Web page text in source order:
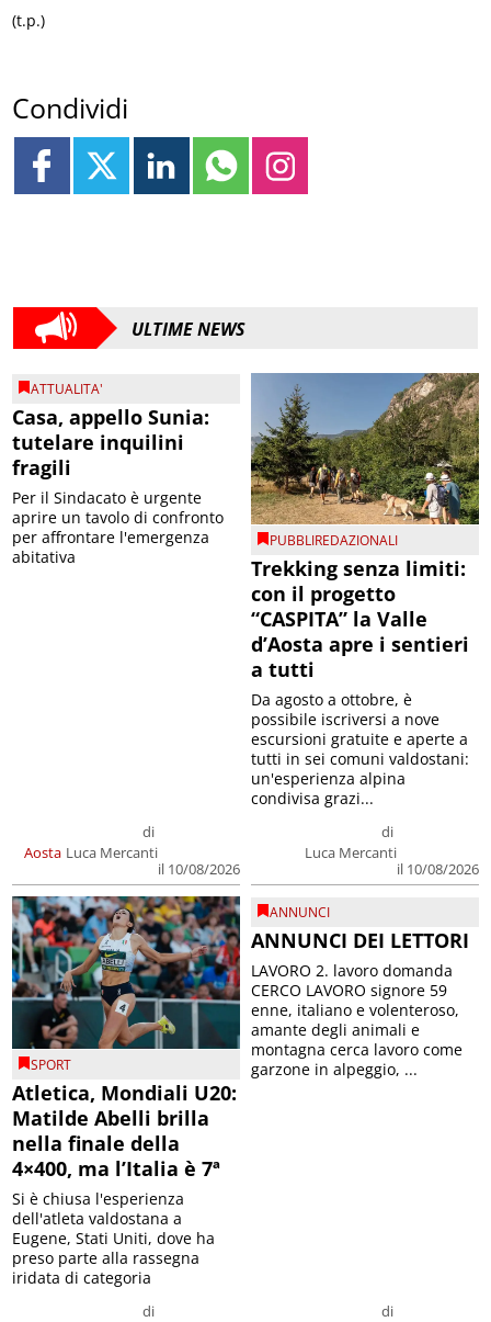
(t.p.)
Condividi
ULTIME NEWS
ATTUALITA'
Casa, appello Sunia:
tutelare inquilini
fragili
Aosta
di
Luca Mercanti
il 10/08/2026
Per il Sindacato è urgente
aprire un tavolo di confronto
per affrontare l'emergenza
abitativa
PUBBLIREDAZIONALI
Trekking senza limiti:
con il progetto
“CASPITA” la Valle
d’Aosta apre i sentieri
a tutti
di
Luca Mercanti
il 10/08/2026
Da agosto a ottobre, è
possibile iscriversi a nove
escursioni gratuite e aperte a
tutti in sei comuni valdostani:
un'esperienza alpina
condivisa grazi...
SPORT
Atletica, Mondiali U20:
Matilde Abelli brilla
nella finale della
4×400, ma l’Italia è 7ª
di
Si è chiusa l'esperienza
dell'atleta valdostana a
Eugene, Stati Uniti, dove ha
preso parte alla rassegna
iridata di categoria
ANNUNCI
ANNUNCI DEI LETTORI
di
LAVORO 2. lavoro domanda
CERCO LAVORO signore 59
enne, italiano e volenteroso,
amante degli animali e
montagna cerca lavoro come
garzone in alpeggio, ...